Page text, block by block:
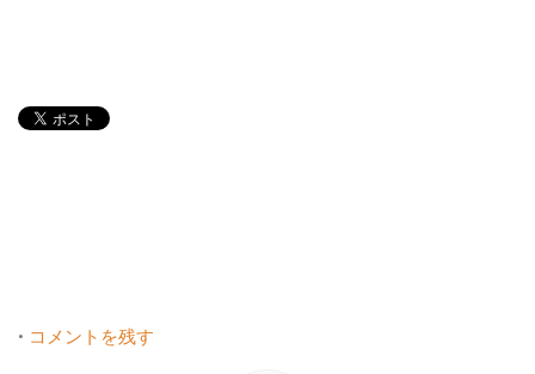
• コメントを残す